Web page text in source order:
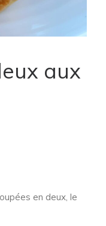
aux
en deux, le